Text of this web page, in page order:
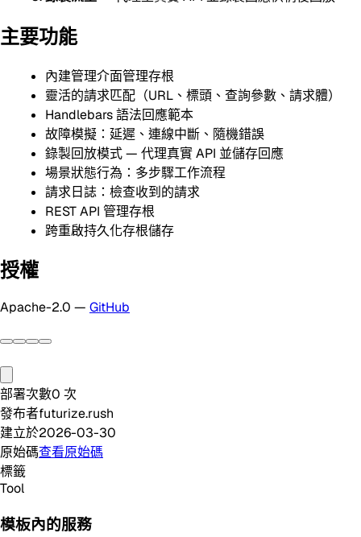
主要功能
內建管理介面管理存根
靈活的請求匹配（URL、標頭、查詢參數、請求體）
Handlebars 語法回應範本
故障模擬：延遲、連線中斷、隨機錯誤
錄製回放模式 — 代理真實 API 並儲存回應
場景狀態行為：多步驟工作流程
請求日誌：檢查收到的請求
REST API 管理存根
跨重啟持久化存根儲存
授權
Apache-2.0 — GitHub
部署次數0 次
發布者futurize.rush
建立於2026-03-30
原始碼查看原始碼
標籤
Tool
模板內的服務